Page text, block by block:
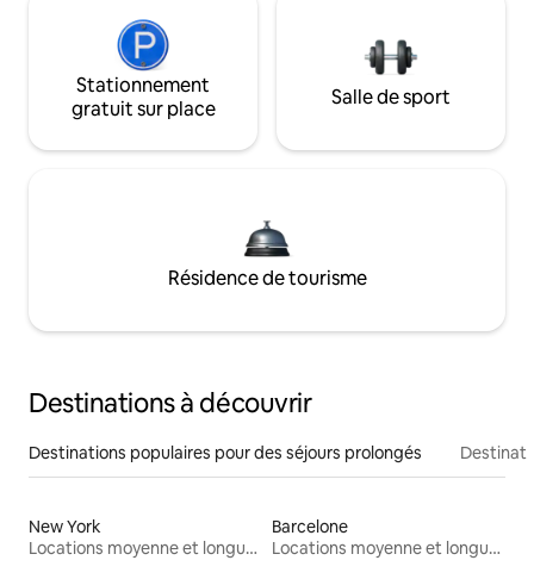
Stationnement
gratuit sur place
Salle de sport
Résidence de tourisme
Destinations à découvrir
Destinations populaires pour des séjours prolongés
New York
Locations moyenne et longue durée
Barcelone
Locations moyenne et longue durée